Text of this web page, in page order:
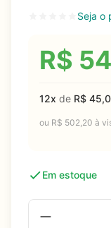
Seja o
R$
12x de R$
ou R$ 502,20 à
Em estoque